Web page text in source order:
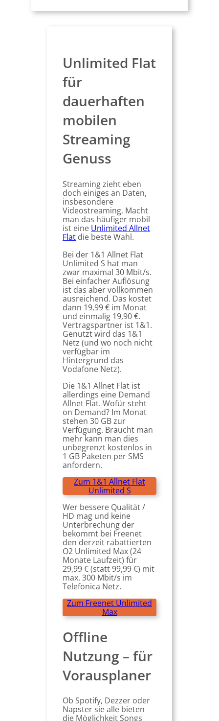
Unlimited Flat
für
dauerhaften
mobilen
Streaming
Genuss
Streaming zieht eben
doch einiges an Daten,
insbesondere
Videostreaming. Macht
man das häufiger mobil
ist eine Unlimited Allnet
Flat die beste Wahl.
Bei der 1&1 Allnet Flat
Unlimited S hat man
zwar maximal 30 Mbit/s.
Bei einfacher Auflösung
ist das aber vollkommen
ausreichend. Das kostet
dann 19,99 € im Monat
und einmalig 19,90 €.
Vertragspartner ist 1&1.
Genutzt wird das 1&1
Netz (und wo noch nicht
verfügbar im
Hintergrund das
Vodafone Netz).
Die 1&1 Allnet Flat ist
allerdings eine Demand
Allnet Flat. Wofür steht
on Demand? Im Monat
stehen 30 GB zur
Verfügung. Braucht man
mehr kann man dies
unbegrenzt kostenlos in
1 GB Paketen per SMS
anfordern.
Zum 1&1 Allnet Flat
Unlimited S
Wer bessere Qualität /
HD mag und keine
Unterbrechung der
bekommt bei Freenet
den derzeit rabattierten
O2 Unlimited Max (24
Monate Laufzeit) für
29,99 € (statt 99,99 €) mit
max. 300 Mbit/s im
Telefonica Netz.
Zum Freenet Unlimited
Max
Offline
Nutzung – für
Vorausplaner
Ob Spotify, Dezzer oder
Napster sie alle bieten
die Möglichkeit Songs